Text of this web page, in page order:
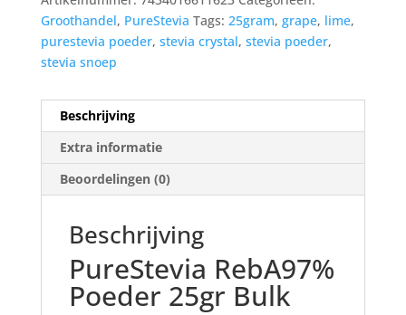
Groothandel, PureStevia Tags: 25gram, grape, lime,
purestevia poeder, stevia crystal, stevia poeder,
stevia snoep
Beschrijving
Extra informatie
Beoordelingen (0)
Beschrijving
PureStevia RebA97%
Poeder 25gr Bulk